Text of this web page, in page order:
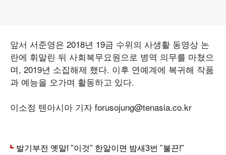
앞서 서준영은 2018년 19금 수위의 사생활 동영상 논
란에 휘말린 뒤 사회복무요원으로 병역 의무를 마쳤으
며, 2019년 소집해제 했다. 이후 연예계에 복귀해 작품
과 예능을 오가며 활동하고 있다.
이소정 텐아시아 기자 forusojung@tenasia.co.kr